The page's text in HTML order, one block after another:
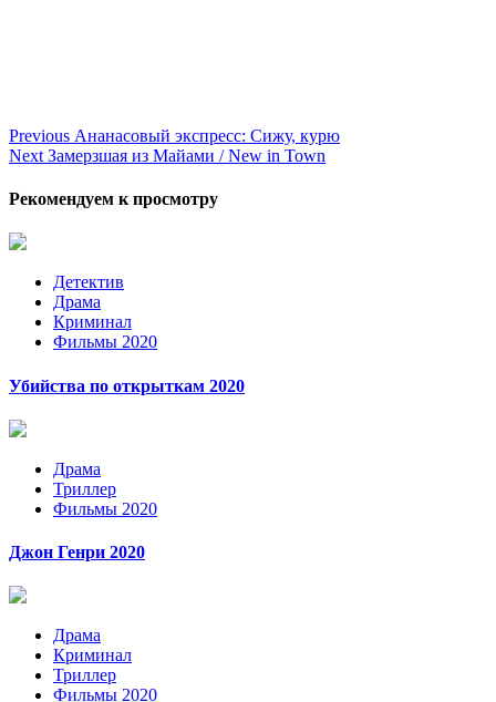
Continue
Reading
Previous Ананасовый экспресс: Сижу, курю
Next Замерзшая из Майами / New in Town
Рекомендуем к просмотру
Детектив
Драма
Криминал
Фильмы 2020
Убийства по открыткам 2020
Драма
Триллер
Фильмы 2020
Джон Генри 2020
Драма
Криминал
Триллер
Фильмы 2020